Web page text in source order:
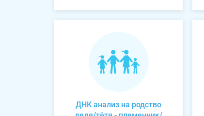
ДНК анализ на родство